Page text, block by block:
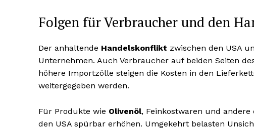
Folgen für Verbraucher und den
Der anhaltende Handelskonflikt zwischen den USA
Unternehmen. Auch Verbraucher auf beiden Seiten
höhere Importzölle steigen die Kosten in den
weitergegeben werden.
Für Produkte wie Olivenöl, Feinkostwaren und
den USA spürbar erhöhen. Umgekehrt belasten